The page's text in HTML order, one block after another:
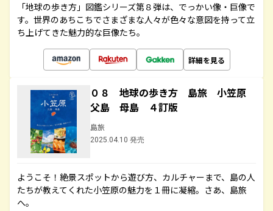
「地球の歩き方」図鑑シリーズ第８弾は、でっかい像・巨像で
す。世界のあちこちでさまざまな人々が色々な意図を持って立
ち上げてきた魅力的な巨像たち。
詳細を見る
０８ 地球の歩き方 島旅 小笠原
父島 母島 ４訂版
島旅
2025.04.10 発売
ようこそ！絶景スポットから遊び方、カルチャーまで、島の人
たちが教えてくれた小笠原の魅力を１冊に凝縮。さあ、島旅
へ。